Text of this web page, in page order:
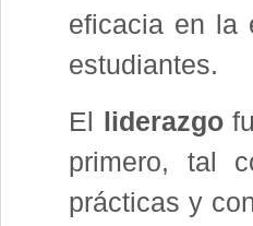
eficacia en la
estudiantes.
El liderazgo
primero, tal
prácticas y